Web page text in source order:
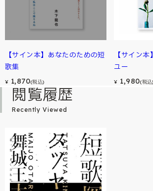
【サイン本】あなたのための短
歌集
¥ 1,870(税込)
【サイン
ユー
¥ 1,980(税込)
閲覧履歴
Recently Viewed